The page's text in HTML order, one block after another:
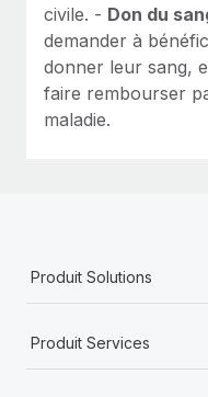
civile. - Don du
demander à
donner leur sang,
faire rembourser
maladie.
Produit Solutions
Produit Services